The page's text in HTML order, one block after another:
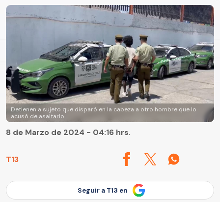
Detienen a sujeto que disparó en la cabeza a otro hombre que lo
acusó de asaltarlo
T13
8 de Marzo de 2024 - 04:16 hrs.
Seguir a T13 en